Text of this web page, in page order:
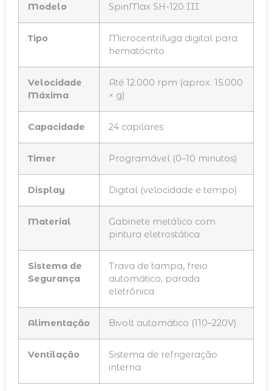
Modelo SpinMax SH-120 III
Tipo
Microcentrífuga digital para
hematócrito
Velocidade
Máxima
Até 12.000 rpm (aprox. 15.000
× g)
Capacidade 24 capilares
Timer Programável (0–10 minutos)
Display Digital (velocidade e tempo)
Material
Gabinete metálico com
pintura eletrostática
Sistema de
Segurança
Trava de tampa, freio
automático, parada
eletrônica
Alimentação Bivolt automático (110–220V)
Ventilação
Sistema de refrigeração
interna